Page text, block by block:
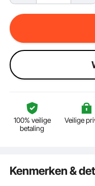
100% veilige
betaling
Veilige
Kenmerken &